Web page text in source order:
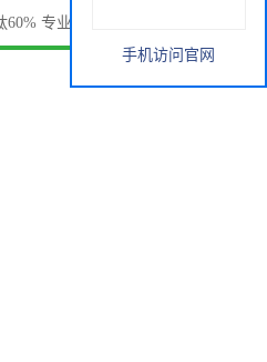
专业生产各种动植物
手机访问官网